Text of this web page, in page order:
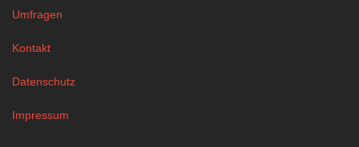
Umfragen
Kontakt
Datenschutz
Impressum